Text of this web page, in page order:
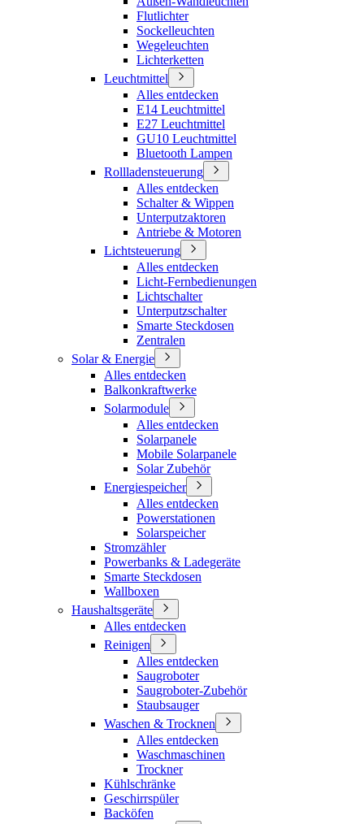
Flutlichter
Sockelleuchten
Wegeleuchten
Lichterketten
Leuchtmittel
Alles entdecken
E14 Leuchtmittel
E27 Leuchtmittel
GU10 Leuchtmittel
Bluetooth Lampen
Rollladensteuerung
Alles entdecken
Schalter & Wippen
Unterputzaktoren
Antriebe & Motoren
Lichtsteuerung
Alles entdecken
Licht-Fernbedienungen
Lichtschalter
Unterputzschalter
Smarte Steckdosen
Zentralen
Solar & Energie
Alles entdecken
Balkonkraftwerke
Solarmodule
Alles entdecken
Solarpanele
Mobile Solarpanele
Solar Zubehör
Energiespeicher
Alles entdecken
Powerstationen
Solarspeicher
Stromzähler
Powerbanks & Ladegeräte
Smarte Steckdosen
Wallboxen
Haushaltsgeräte
Alles entdecken
Reinigen
Alles entdecken
Saugroboter
Saugroboter-Zubehör
Staubsauger
Waschen & Trocknen
Alles entdecken
Waschmaschinen
Trockner
Kühlschränke
Geschirrspüler
Backöfen